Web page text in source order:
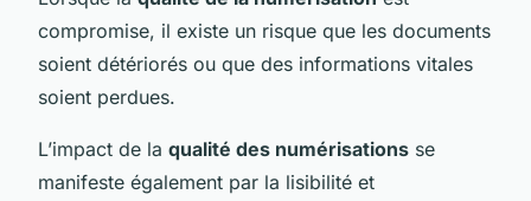
compromise, il existe un risque que les documents
soient détériorés ou que des informations vitales
soient perdues.
L’impact de la qualité des numérisations se
manifeste également par la lisibilité et